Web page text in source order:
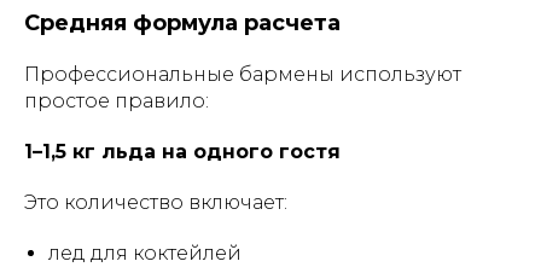
Средняя формула расчета
Профессиональные бармены используют
простое правило:
1–1,5 кг льда на одного гостя
Это количество включает:
лед для коктейлей